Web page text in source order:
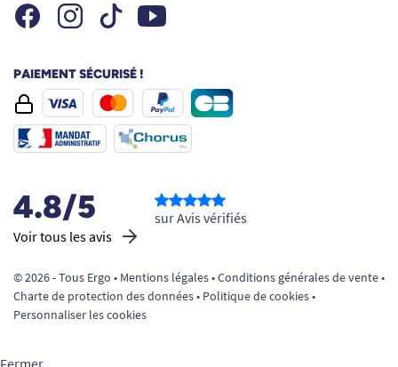
FacebookInstagramTiktok Youtube
PAIEMENT SÉCURISÉ !
4.8/5
Voir tous les avis
sur Avis vérifiés
© 2026 - Tous Ergo • Mentions légales•Conditions générales de vente•
Charte de protection des données• Politique de cookies•
Personnaliser les cookies
Fermer